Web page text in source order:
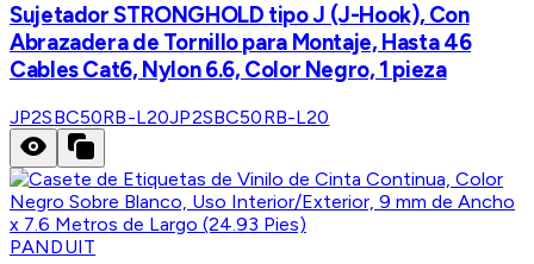
Sujetador STRONGHOLD tipo J (J-Hook), Con
Abrazadera de Tornillo para Montaje, Hasta 46
Cables Cat6, Nylon 6.6, Color Negro, 1 pieza
JP2SBC50RB-L20JP2SBC50RB-L20
PANDUIT